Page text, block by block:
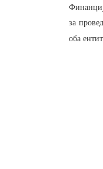
за
оба